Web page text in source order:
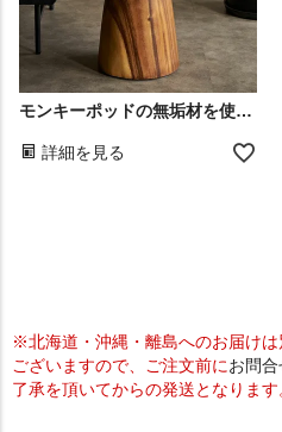
モンキーポッドの無垢材を使用したハンドメイドのサイドテーブル
詳細を見る
※北海道・沖縄・離島へのお届け
ございますので、ご注文前にお問合
了承を頂いてからの発送となります